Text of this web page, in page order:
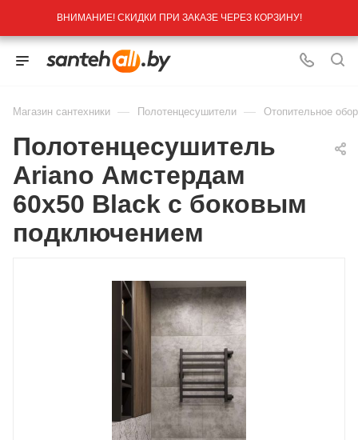
ВНИМАНИЕ! СКИДКИ ПРИ ЗАКАЗЕ ЧЕРЕЗ КОРЗИНУ!
Магазин сантехники — Полотенцесушители — Отопительное
Полотенцесушитель
Ariano Амстердам
60х50 Black с боковым
подключением